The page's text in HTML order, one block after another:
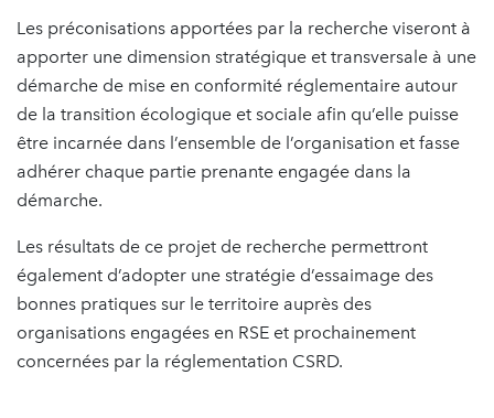
Les préconisations apportées par la recherche viseront à
apporter une dimension stratégique et transversale à une
démarche de mise en conformité réglementaire autour
de la transition écologique et sociale afin qu’elle puisse
être incarnée dans l’ensemble de l’organisation et fasse
adhérer chaque partie prenante engagée dans la
démarche.
Les résultats de ce projet de recherche permettront
également d’adopter une stratégie d’essaimage des
bonnes pratiques sur le territoire auprès des
organisations engagées en RSE et prochainement
concernées par la réglementation CSRD.